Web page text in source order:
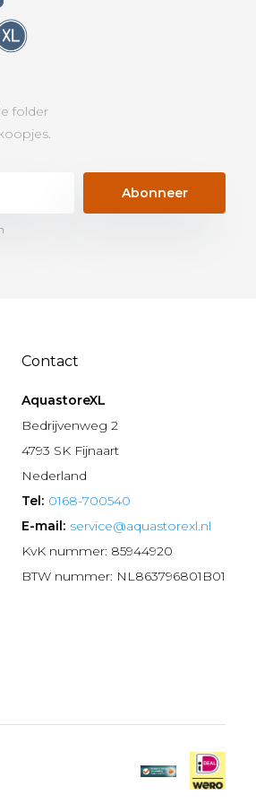
folder
Abonneer
Contact
AquastoreXL
Bedrijvenweg 2
4793 SK Fijnaart
Nederland
Tel: 0168-700540
E-mail: service@aquastorexl.nl
KvK nummer: 85944920
BTW nummer: NL863796801B01